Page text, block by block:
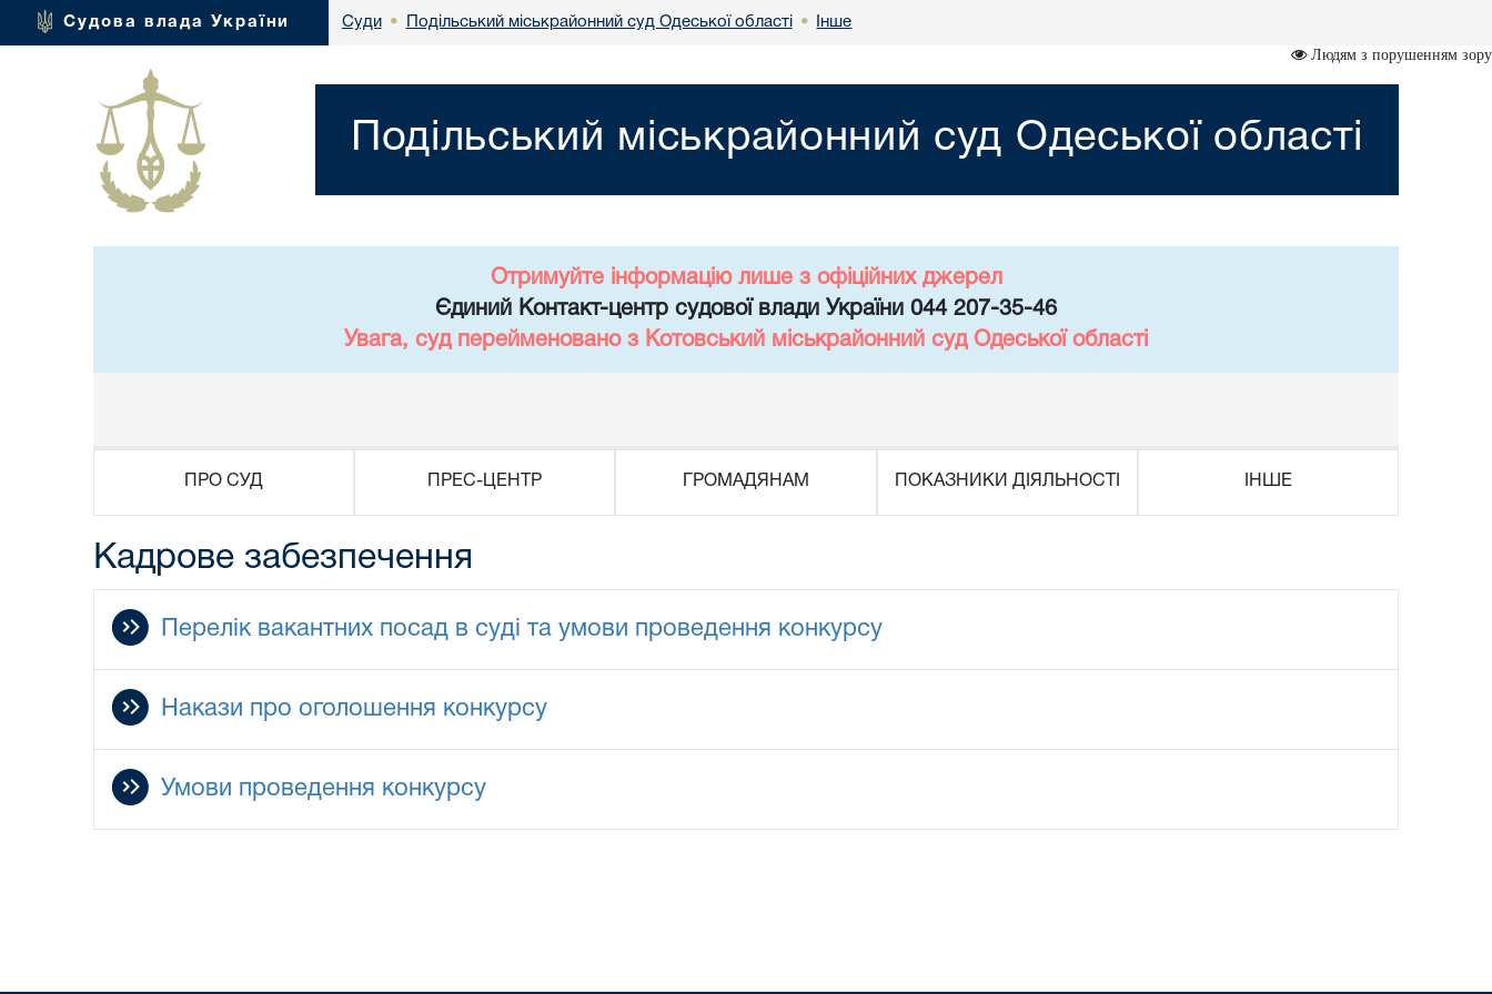
Судова влада України Суди • Подільський міськрайонний суд Одеської області • Інше
Людям з порушенням зору
Подільський міськрайонний суд Одеської області
Отримуйте інформацію лише з офіційних джерел
Єдиний Контакт-центр судової влади України 044 207-35-46
Увага, суд перейменовано з Котовський міськрайонний суд Одеської області
ПРО СУД ПРЕС-ЦЕНТР ГРОМАДЯНАМ ПОКАЗНИКИ ДІЯЛЬНОСТІ ІНШЕ
Кадрове забезпечення
Перелік вакантних посад в суді та умови проведення конкурсу
Накази про оголошення конкурсу
Умови проведення конкурсу